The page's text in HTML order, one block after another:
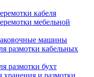
кабеля
мебельной
машины
размотки кабельных
размотки бухт
хранения и размотки